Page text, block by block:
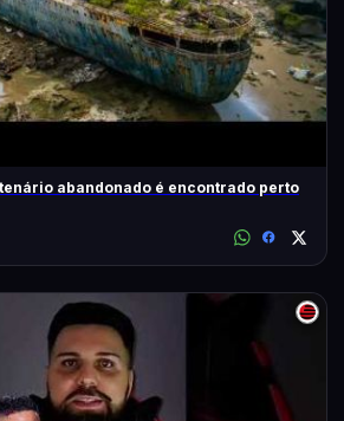
abandonado é encontrado perto